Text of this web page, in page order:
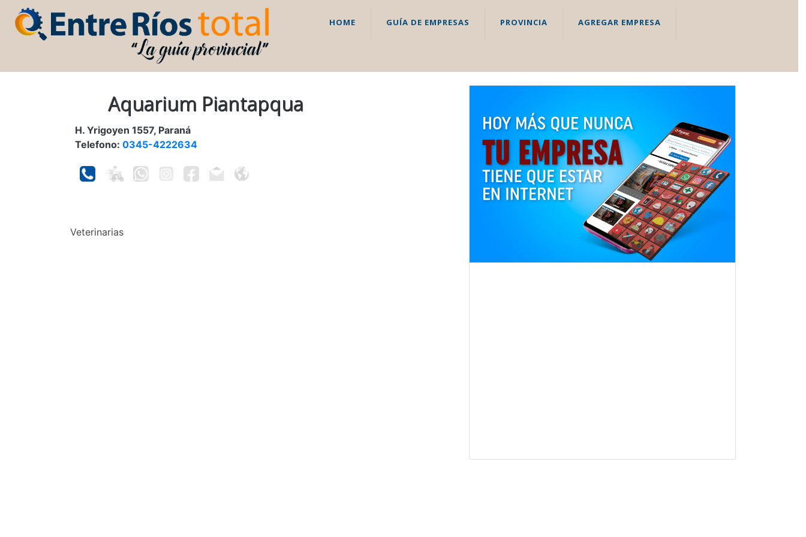
HOME GUÍA DE EMPRESAS PROVINCIA AGREGAR EMPRESA
Aquarium Piantapqua
H. Yrigoyen 1557, Paraná
Telefono: 0345-4222634
Veterinarias